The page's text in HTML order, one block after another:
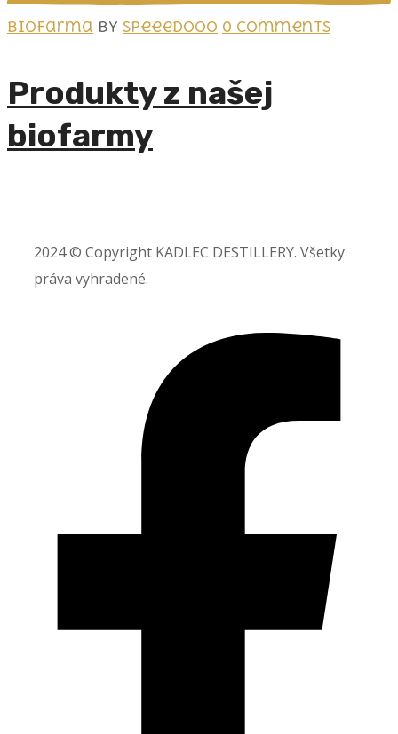
Biofarma by speeedooo 0 Comments
Produkty z našej
biofarmy
2024 © Copyright KADLEC DESTILLERY. Všetky
práva vyhradené.